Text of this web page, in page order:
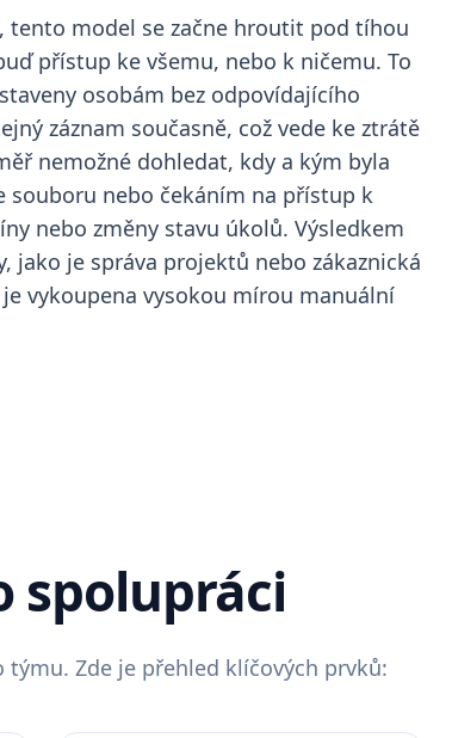
tento model se začne hroutit pod tíhou
přístup ke všemu, nebo k ničemu. To
osobám bez odpovídajícího
záznam současně, což vede ke ztrátě
nemožné dohledat, kdy a kým byla
souboru nebo čekáním na přístup k
nebo změny stavu úkolů. Výsledkem
je správa projektů nebo zákaznická
vykoupena vysokou mírou manuální
spolupráci
Zde je přehled klíčových prvků: